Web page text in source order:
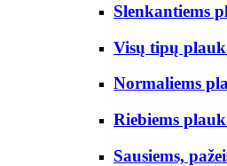
Slenkantiems
Visų tipų
Normaliems
Riebiems
Sausiems,